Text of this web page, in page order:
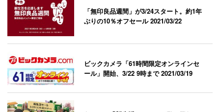
「無印良品週間」が3/24スタート。約1年
ぶりの10％オフセール2021/03/22
ビックカメラ「61時間限定オンラインセ
ール」開始、3/22 9時まで2021/03/19